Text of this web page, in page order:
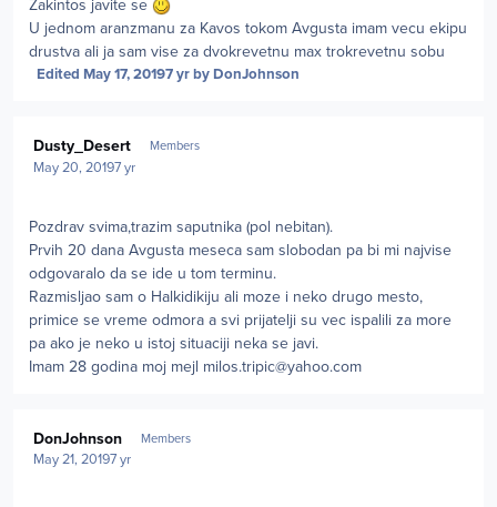
Zakintos javite se
U jednom aranzmanu za Kavos tokom Avgusta imam vecu ekipu
drustva ali ja sam vise za dvokrevetnu max trokrevetnu sobu
Edited May 17, 20197 yrby DonJohnson
Dusty_Desert Members
May 20, 20197 yr
Pozdrav svima,trazim saputnika (pol nebitan).
Prvih 20 dana Avgusta meseca sam slobodan pa bi mi najvise
odgovaralo da se ide u tom terminu.
Razmisljao sam o Halkidikiju ali moze i neko drugo mesto,
primice se vreme odmora a svi prijatelji su vec ispalili za more
pa ako je neko u istoj situaciji neka se javi.
Imam 28 godina moj mejl milos.tripic@yahoo.com
DonJohnson Members
May 21, 20197 yr